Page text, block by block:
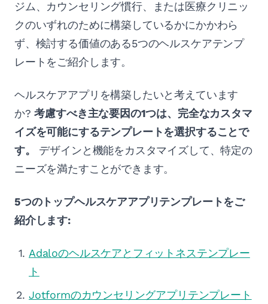
ジム、カウンセリング慣行、または医療クリニッ
クのいずれのために構築しているかにかかわら
ず、検討する価値のある5つのヘルスケアテンプ
レートをご紹介します。
ヘルスケアアプリを構築したいと考えています
か?考慮すべき主な要因の1つは、完全なカスタマ
イズを可能にするテンプレートを選択することで
す。
デザインと機能をカスタマイズして、特定の
ニーズを満たすことができます。
5つのトップヘルスケアアプリテンプレートをご
紹介します:
Adaloのヘルスケアとフィットネステンプレー
ト
Jotformのカウンセリングアプリテンプレート